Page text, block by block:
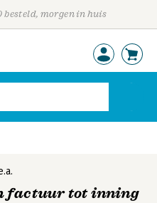
besteld, morgen in huis
factuur tot inning